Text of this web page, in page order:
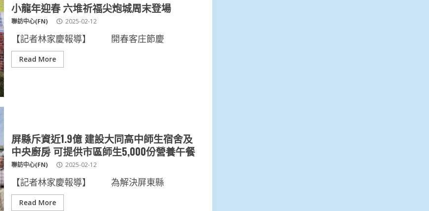
小龍年迎春 六堆祈福尖炮城周末登場
聯訪中心(FN) 2025-02-12
【記者林家慶報導】 開春客庄節慶
Read More
屏縣斥資近1.9億 建設大同高中師生宿舍及
中央廚房 可提供市區師生5,000份營養午餐
聯訪中心(FN) 2025-02-12
【記者林家慶報導】 為解決屏東縣
Read More